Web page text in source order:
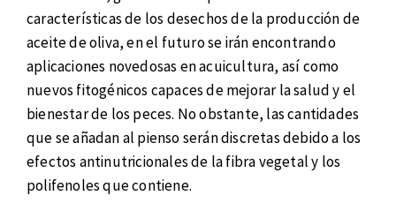
características de los desechos de la producción de
aceite de oliva, en el futuro se irán encontrando
aplicaciones novedosas en acuicultura, así como
nuevos fitogénicos capaces de mejorar la salud y el
bienestar de los peces. No obstante, las cantidades
que se añadan al pienso serán discretas debido a los
efectos antinutricionales de la fibra vegetal y los
polifenoles que contiene.